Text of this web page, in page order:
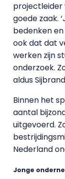
projectleider
goede zaak.
bedenken
ook dat dat
werken zijn
onderzoek.
aldus
Binnen het
aantal
uitgevoerd.
Nederland
Jonge